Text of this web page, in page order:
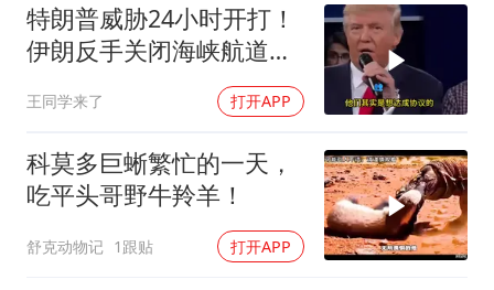
特朗普威胁24小时开打！
伊朗反手关闭海峡航道，
王同学来了 打开APP
科莫多巨蜥繁忙的一天，
吃平头哥野牛羚羊！
舒克动物记 1跟贴 打开APP